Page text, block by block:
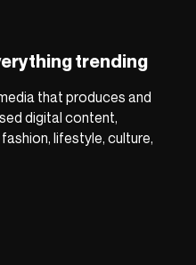
trending
that produces and
digital content,
lifestyle, culture,